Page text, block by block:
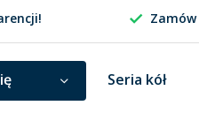
Zamów
Seria kół